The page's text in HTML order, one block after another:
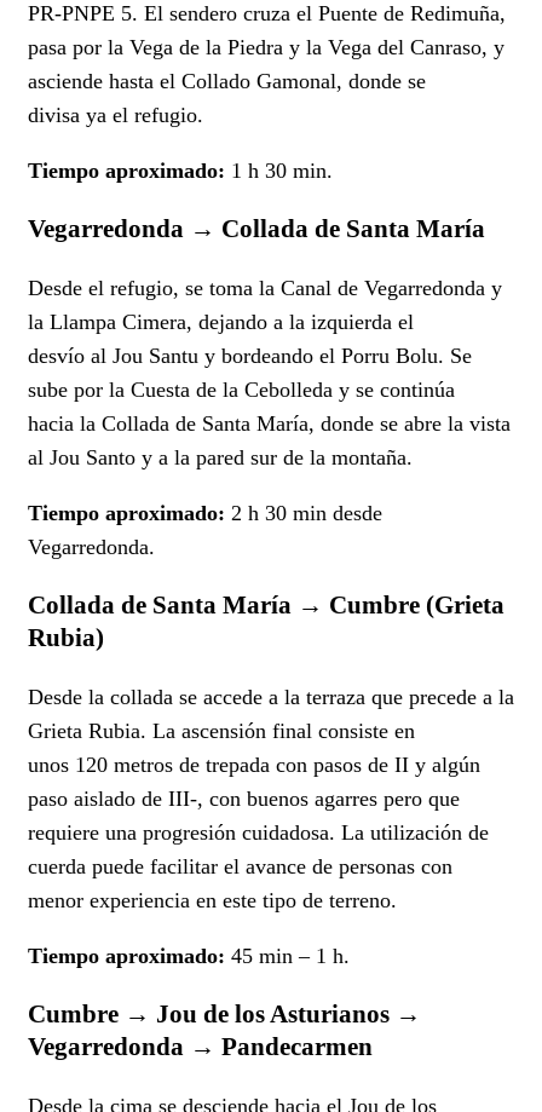
PR-PNPE 5. El sendero cruza el Puente de Redimuña,
pasa por la Vega de la Piedra y la Vega del Canraso, y
asciende hasta el Collado Gamonal, donde se
divisa ya el refugio.
Tiempo aproximado: 1 h 30 min.
Vegarredonda → Collada de Santa María
Desde el refugio, se toma la Canal de Vegarredonda y
la Llampa Cimera, dejando a la izquierda el
desvío al Jou Santu y bordeando el Porru Bolu. Se
sube por la Cuesta de la Cebolleda y se continúa
hacia la Collada de Santa María, donde se abre la vista
al Jou Santo y a la pared sur de la montaña.
Tiempo aproximado: 2 h 30 min desde
Vegarredonda.
Collada de Santa María → Cumbre (Grieta
Rubia)
Desde la collada se accede a la terraza que precede a la
Grieta Rubia. La ascensión final consiste en
unos 120 metros de trepada con pasos de II y algún
paso aislado de III-, con buenos agarres pero que
requiere una progresión cuidadosa. La utilización de
cuerda puede facilitar el avance de personas con
menor experiencia en este tipo de terreno.
Tiempo aproximado: 45 min – 1 h.
Cumbre → Jou de los Asturianos →
Vegarredonda → Pandecarmen
Desde la cima se desciende hacia el Jou de los